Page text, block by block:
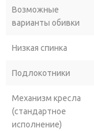
Возможные
варианты обивки
Низкая спинка
Подлокотники
Механизм кресла
(стандартное
исполнение)